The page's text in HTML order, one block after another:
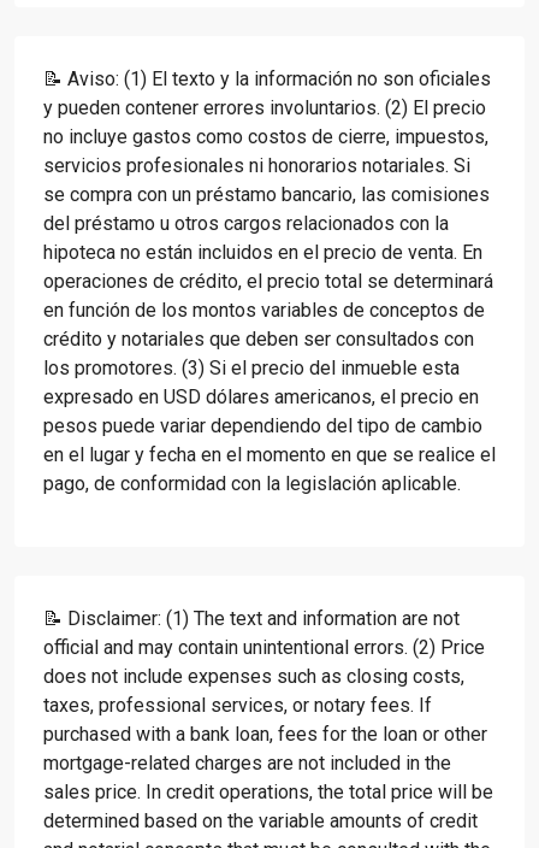
📝 Aviso: (1) El texto y la información no son oficiales
y pueden contener errores involuntarios. (2) El precio
no incluye gastos como costos de cierre, impuestos,
servicios profesionales ni honorarios notariales. Si
se compra con un préstamo bancario, las comisiones
del préstamo u otros cargos relacionados con la
hipoteca no están incluidos en el precio de venta. En
operaciones de crédito, el precio total se determinará
en función de los montos variables de conceptos de
crédito y notariales que deben ser consultados con
los promotores. (3) Si el precio del inmueble esta
expresado en USD dólares americanos, el precio en
pesos puede variar dependiendo del tipo de cambio
en el lugar y fecha en el momento en que se realice el
pago, de conformidad con la legislación aplicable.
📝 Disclaimer: (1) The text and information are not
official and may contain unintentional errors. (2) Price
does not include expenses such as closing costs,
taxes, professional services, or notary fees. If
purchased with a bank loan, fees for the loan or other
mortgage-related charges are not included in the
sales price. In credit operations, the total price will be
determined based on the variable amounts of credit